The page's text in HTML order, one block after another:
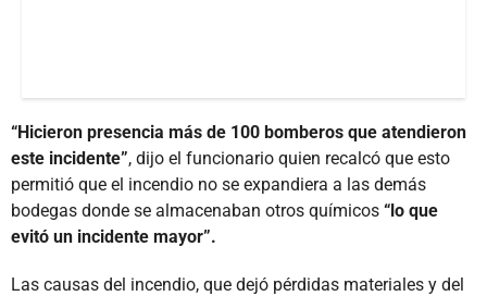
“Hicieron presencia más de 100 bomberos que atendieron
este incidente”, dijo el funcionario quien recalcó que esto
permitió que el incendio no se expandiera a las demás
bodegas donde se almacenaban otros químicos “lo que
evitó un incidente mayor”.
Las causas del incendio, que dejó pérdidas materiales y del